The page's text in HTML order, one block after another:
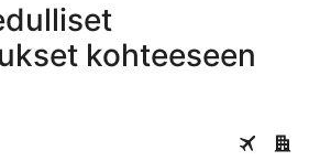
kohteeseen